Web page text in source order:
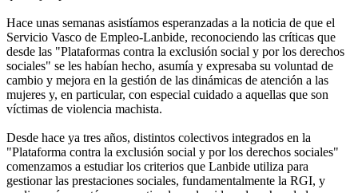
Hace unas semanas asistíamos esperanzadas a la noticia de que el
Servicio Vasco de Empleo-Lanbide, reconociendo las críticas que
desde las "Plataformas contra la exclusión social y por los derechos
sociales" se les habían hecho, asumía y expresaba su voluntad de
cambio y mejora en la gestión de las dinámicas de atención a las
mujeres y, en particular, con especial cuidado a aquellas que son
víctimas de violencia machista.
Desde hace ya tres años, distintos colectivos integrados en la
"Plataforma contra la exclusión social y por los derechos sociales"
comenzamos a estudiar los criterios que Lanbide utiliza para
gestionar las prestaciones sociales, fundamentalmente la RGI, y